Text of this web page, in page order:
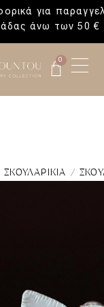
για
άνω των 50 €
0
ΣΚΟΥΛΑΡΊΚΙΑ /